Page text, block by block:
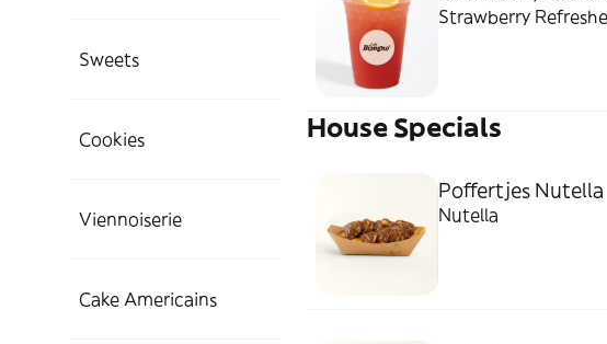
Sweets
Cookies
Viennoiserie
Cake Americains
Strawberry
House Specials
Poffertjes Nutella
Nutella